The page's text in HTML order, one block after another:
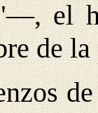
el
de